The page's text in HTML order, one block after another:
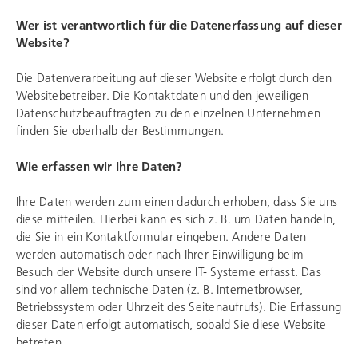
Wer ist verantwortlich für die Datenerfassung auf dieser
Website?
Die Datenverarbeitung auf dieser Website erfolgt durch den
Websitebetreiber. Die Kontaktdaten und den jeweiligen
Datenschutzbeauftragten zu den einzelnen Unternehmen
finden Sie oberhalb der Bestimmungen.
Wie erfassen wir Ihre Daten?
Ihre Daten werden zum einen dadurch erhoben, dass Sie uns
diese mitteilen. Hierbei kann es sich z. B. um Daten handeln,
die Sie in ein Kontaktformular eingeben. Andere Daten
werden automatisch oder nach Ihrer Einwilligung beim
Besuch der Website durch unsere IT- Systeme erfasst. Das
sind vor allem technische Daten (z. B. Internetbrowser,
Betriebssystem oder Uhrzeit des Seitenaufrufs). Die Erfassung
dieser Daten erfolgt automatisch, sobald Sie diese Website